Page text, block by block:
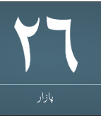
پازار